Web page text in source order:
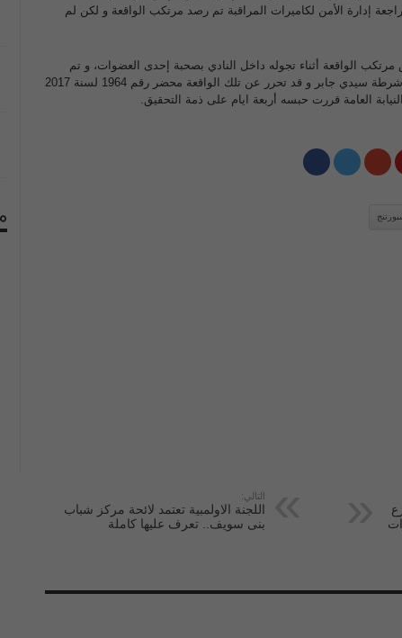
إدارة الأمن لكاميرات المراقبة تم رصد مرتكب الواقعة و لكن لم
تم ظبط الشخص مرتكب الواقعة أثناء تجوله داخل النادي بصحبة إحدى العضوات، و تم
تحرير مذكرة بالواقعة و إرسالة إلى قسم شرطة سيدي جابر و قد تحرر عن تلك الواقعة محضر رقم 1964 لسنة 2017
العامة قررت حبسه أربعة ايام على ذمة التحقيق.
التالي:
اللجنة الاولمبية تعتمد لائحة مركز شباب
بنى سويف.. تعرف عليها كاملة